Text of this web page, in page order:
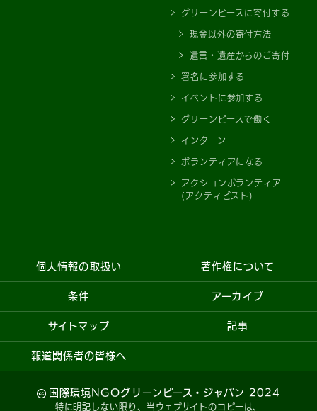
グリーンピースに寄付する
現金以外の寄付方法
遺言・遺産からのご寄付
署名に参加する
イベントに参加する
グリーンピースで働く
インターン
ボランティアになる
アクションボランティア
(アクティビスト)
個人情報の取扱い 著作権について
条件 アーカイブ
サイトマップ 記事
報道関係者の皆様へ
国際環境NGOグリーンピース・ジャパン 2024
特に明記しない限り 、当ウェブサイトのコピーは、